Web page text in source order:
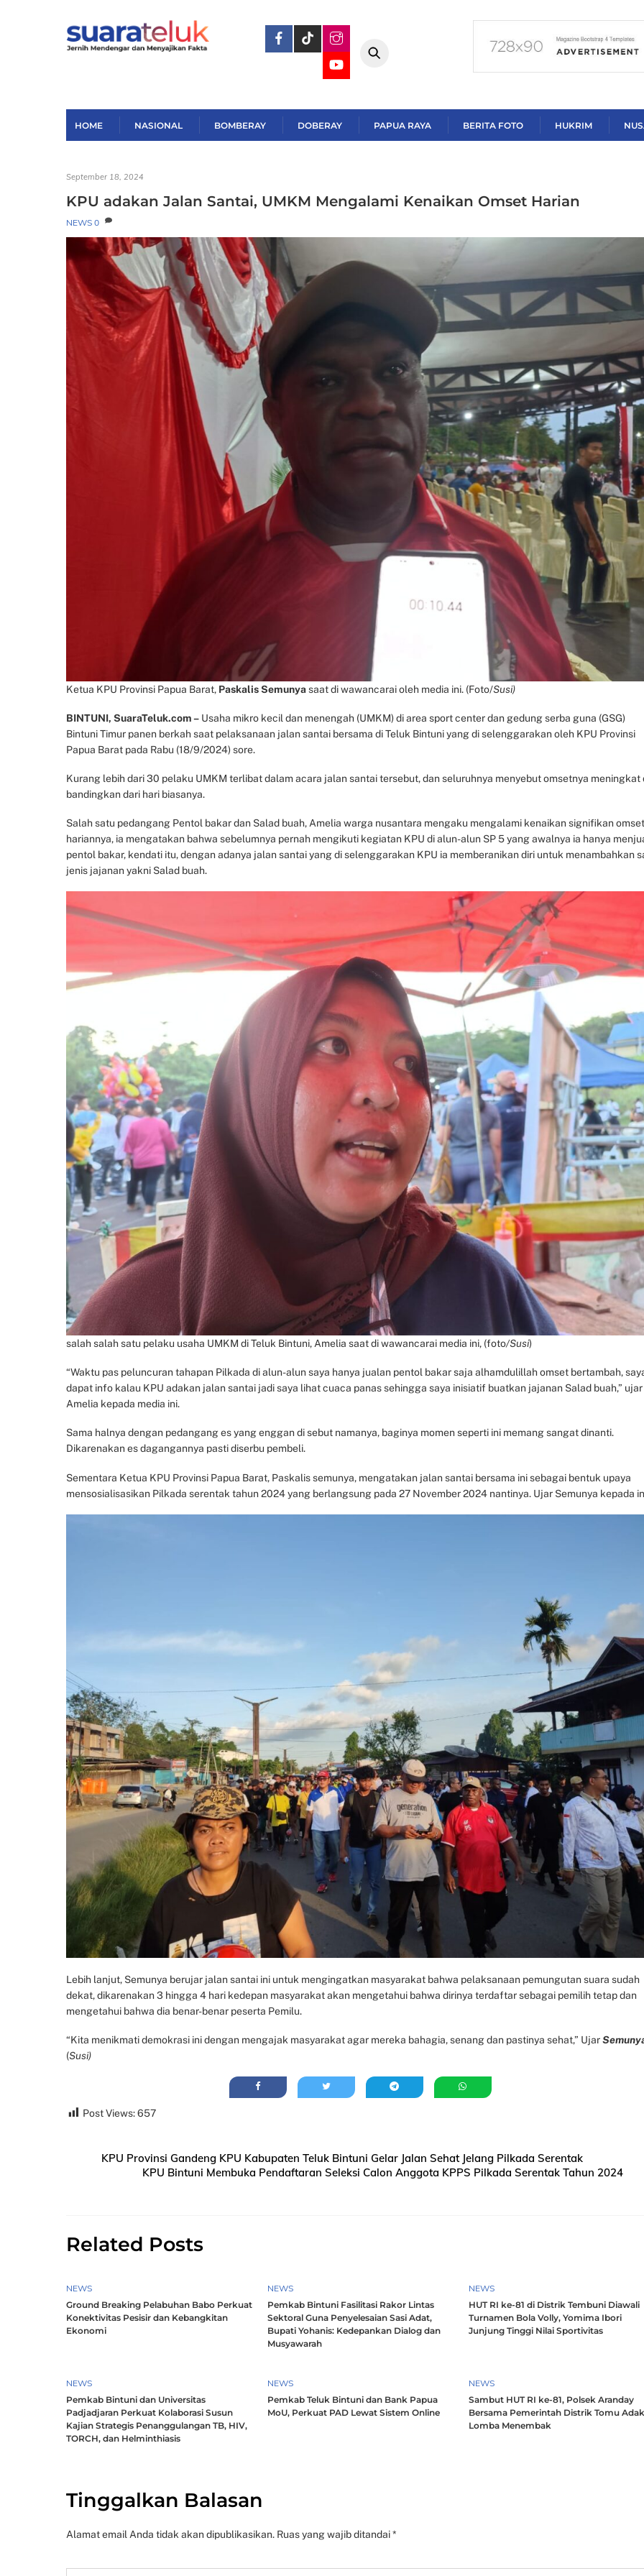
HOME NASIONAL BOMBERAY DOBERAY PAPUA RAYA BERITA FOTO HUKRIM
September 18, 2024
KPU adakan Jalan Santai, UMKM Mengalami Kenaikan Omset Harian
NEWS 0
Ketua KPU Provinsi Papua Barat, Paskalis Semunyasaat di wawancarai oleh media ini. (Foto/Susi)
BINTUNI, SuaraTeluk.com – Usaha mikro kecil dan menengah (UMKM) di area sport center dan gedung serba guna (GSG)
Bintuni Timur panen berkah saat pelaksanaan jalan santai bersama di Teluk Bintuni yang di selenggarakan oleh KPU Provinsi
Papua Barat pada Rabu (18/9/2024) sore.
Kurang lebih dari 30 pelaku UMKM terlibat dalam acara jalan santai tersebut, dan seluruhnya menyebut omsetnya meningkat
bandingkan dari hari biasanya.
Salah satu pedangang Pentol bakar dan Salad buah, Amelia warga nusantara mengaku mengalami kenaikan signifikan omset
hariannya, ia mengatakan bahwa sebelumnya pernah mengikuti kegiatan KPU di alun-alun SP 5 yang awalnya ia hanya
pentol bakar, kendati itu, dengan adanya jalan santai yang di selenggarakan KPU ia memberanikan diri untuk menambahkan
jenis jajanan yakni Salad buah.
salah salah satu pelaku usaha UMKM di Teluk Bintuni, Amelia saat di wawancarai media ini, (foto/Susi)
“Waktu pas peluncuran tahapan Pilkada di alun-alun saya hanya jualan pentol bakar saja alhamdulillah omset bertambah,
dapat info kalau KPU adakan jalan santai jadi saya lihat cuaca panas sehingga saya inisiatif buatkan jajanan Salad buah,” ujar
Amelia kepada media ini.
Sama halnya dengan pedangang es yang enggan di sebut namanya, baginya momen seperti ini memang sangat dinanti.
Dikarenakan es dagangannya pasti diserbu pembeli.
Sementara Ketua KPU Provinsi Papua Barat, Paskalis semunya, mengatakan jalan santai bersama ini sebagai bentuk upaya
mensosialisasikan Pilkada serentak tahun 2024 yang berlangsung pada 27 November 2024 nantinya. Ujar Semunya kepada
Lebih lanjut, Semunya berujar jalan santai ini untuk mengingatkan masyarakat bahwa pelaksanaan pemungutan suara sudah
dekat, dikarenakan 3 hingga 4 hari kedepan masyarakat akan mengetahui bahwa dirinya terdaftar sebagai pemilih tetap dan
mengetahui bahwa dia benar-benar peserta Pemilu.
“Kita menikmati demokrasi ini dengan mengajak masyarakat agar mereka bahagia, senang dan pastinya sehat,” Ujar
(Susi)
Post Views:657
KPU Provinsi Gandeng KPU Kabupaten Teluk Bintuni Gelar Jalan Sehat Jelang Pilkada Serentak
KPU Bintuni Membuka Pendaftaran Seleksi Calon Anggota KPPS Pilkada Serentak Tahun 2024
Related Posts
NEWS
Ground Breaking Pelabuhan Babo Perkuat
Konektivitas Pesisir dan Kebangkitan
Ekonomi
NEWS
Pemkab Bintuni Fasilitasi Rakor Lintas
Sektoral Guna Penyelesaian Sasi Adat,
Bupati Yohanis: Kedepankan Dialog dan
Musyawarah
NEWS
HUT RI ke-81 di Distrik Tembuni Diawali
Turnamen Bola Volly, Yomima Ibori
Junjung Tinggi Nilai Sportivitas
NEWS
Pemkab Bintuni dan Universitas
Padjadjaran Perkuat Kolaborasi Susun
Kajian Strategis Penanggulangan TB, HIV,
TORCH, dan Helminthiasis
NEWS
Pemkab Teluk Bintuni dan Bank Papua
MoU, Perkuat PAD Lewat Sistem Online
NEWS
Sambut HUT RI ke-81, Polsek Aranday
Bersama Pemerintah Distrik Tomu
Lomba Menembak
Tinggalkan Balasan
Alamat email Anda tidak akan dipublikasikan. Ruas yang wajib ditandai*